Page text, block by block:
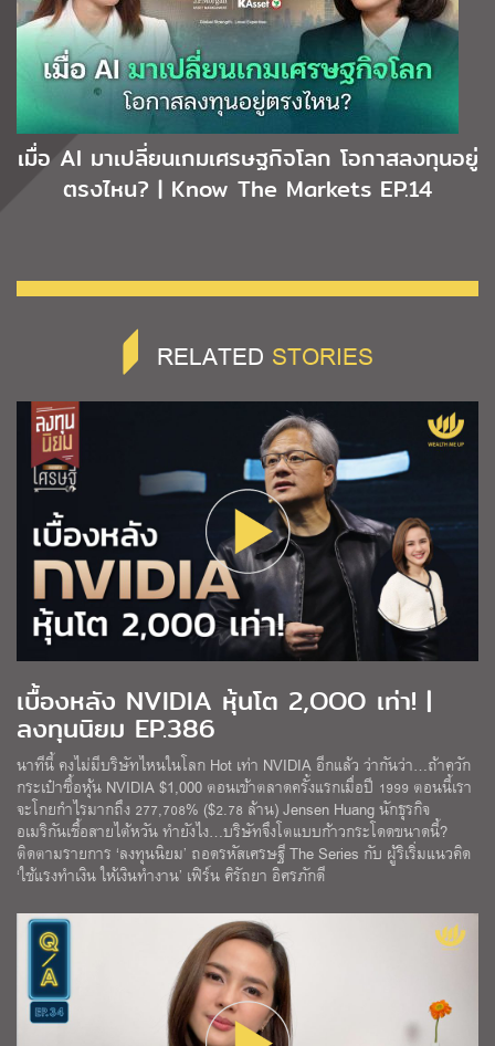
เมื่อ AI มาเปลี่ยนเกมเศรษฐกิจโลก โอกาสลงทุนอยู่
ตรงไหน? | Know The Markets EP.14
RELATED STORIES
เบื้องหลัง NVIDIA หุ้นโต 2,OOO เท่า! |
ลงทุนนิยม EP.386
นาทีนี้ คงไม่มีบริษัทไหนในโลก Hot เท่า NVIDIA อีกแล้ว ว่ากันว่า…ถ้าควัก
กระเป๋าซื้อหุ้น NVIDIA $1,000 ตอนเข้าตลาดครั้งแรกเมื่อปี 1999 ตอนนี้เรา
จะโกยกำไรมากถึง 277,708% ($2.78 ล้าน) Jensen Huang นักธุรกิจ
อเมริกันเชื้อสายไต้หวัน ทำยังไง…บริษัทจึงโตแบบก้าวกระโดดขนาดนี้?
ติดตามรายการ ‘ลงทุนนิยม’ ถอดรหัสเศรษฐี The Series กับ ผู้ริเริ่มแนวคิด
‘ใช้แรงทำเงิน ให้เงินทำงาน’ เฟิร์น ศิรัถยา อิศรภักดี